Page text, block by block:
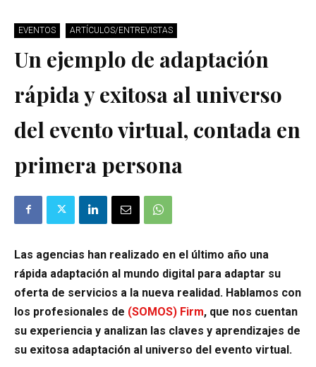
EVENTOS ARTÍCULOS/ENTREVISTAS
Un ejemplo de adaptación
rápida y exitosa al universo
del evento virtual, contada en
primera persona
Las agencias han realizado en el último año una
rápida adaptación al mundo digital para adaptar su
oferta de servicios a la nueva realidad. Hablamos con
los profesionales de (SOMOS) Firm, que nos cuentan
su experiencia y analizan las claves y aprendizajes de
su exitosa adaptación al universo del evento virtual.